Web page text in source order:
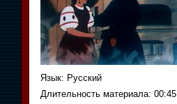
Язык: Русский
Длительность материала: